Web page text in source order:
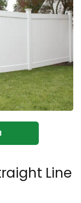
Line